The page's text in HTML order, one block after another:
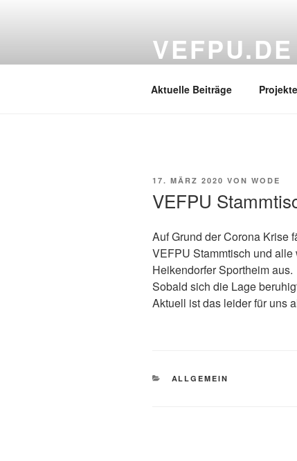
VEFPU.DE
Aktuelle Beiträge Projekte
VERÖFFENTLICHT
17. MÄRZ 2020 VON WODE
VEFPU
Auf Grund der Corona Krise
VEFPU Stammtisch und
Heikendorfer Sportheim aus.
Sobald sich die Lage
Aktuell ist das leider für uns
KATEGORIEN
ALLGEMEIN